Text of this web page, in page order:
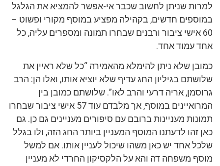
למרות שניתן לחשוב שכבר אי-אפשר להמציא את הגלגל
במוספים חדשים, בקהילה מפציע במוסף מקורי ופשוט –
60 אישי ציבור ורבנים שבחרו תמונה ומספרים עליה, כל
אחד עמוד אחד.
כמובן שלא ניתן להימלא מהאמירה “כל שלא ראיין את
שלושתם בגיליון החג עדיף שלא יוציא אותו, ואלו הן: הרב
גרוסמן, אריה דרעי והרב לאו”. שלושתם כמובן בין
המרואיינים במוסף, אך מלבדם עוד 57 אישי ציבור שבחרו
תמונות מעניינות ברובם עם סיפורים מעניינים גם כן. גם
כאן זהו לדעתנו המוסף המעניין ביותר החג הזה, ולו בגלל
שלכל אחד יש כאן משהו שיכול לעניין אותו. אם למשל
מוסף משפחה דה והא על הלקסיקון החרדי לא מעניין